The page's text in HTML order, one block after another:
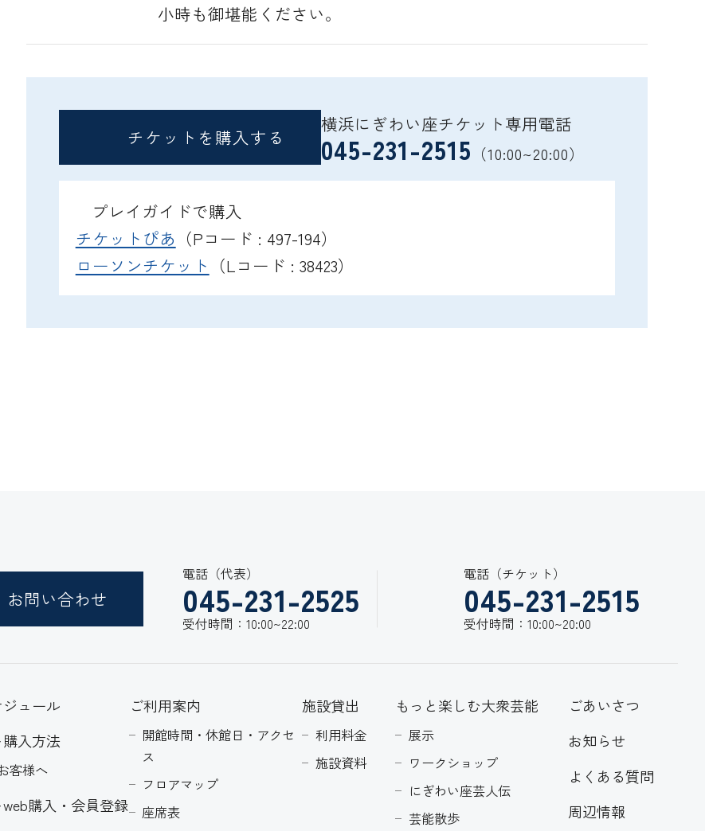
小時も御堪能ください。
チケットを購入する
横浜にぎわい座チケット専用電話
045-231-2515 （10:00~20:00）
プレイガイドで購入
チケットぴあ （Pコード : 497-194）
ローソンチケット （Lコード : 38423）
お問い合わせ
電話（代表）
045-231-2525
受付時間：10:00~22:00
電話（チケット）
045-231-2515
受付時間：10:00~20:00
ュール
入方法
客様へ
購入・会員登録
ご利用案内
開館時間・休館日・アクセ
ス
フロアマップ
座席表
施設貸出
利用料金
施設資料
もっと楽しむ大衆芸能
展示
ワークショップ
にぎわい座芸人伝
芸能散歩
ごあいさつ
お知らせ
よくある質問
周辺情報